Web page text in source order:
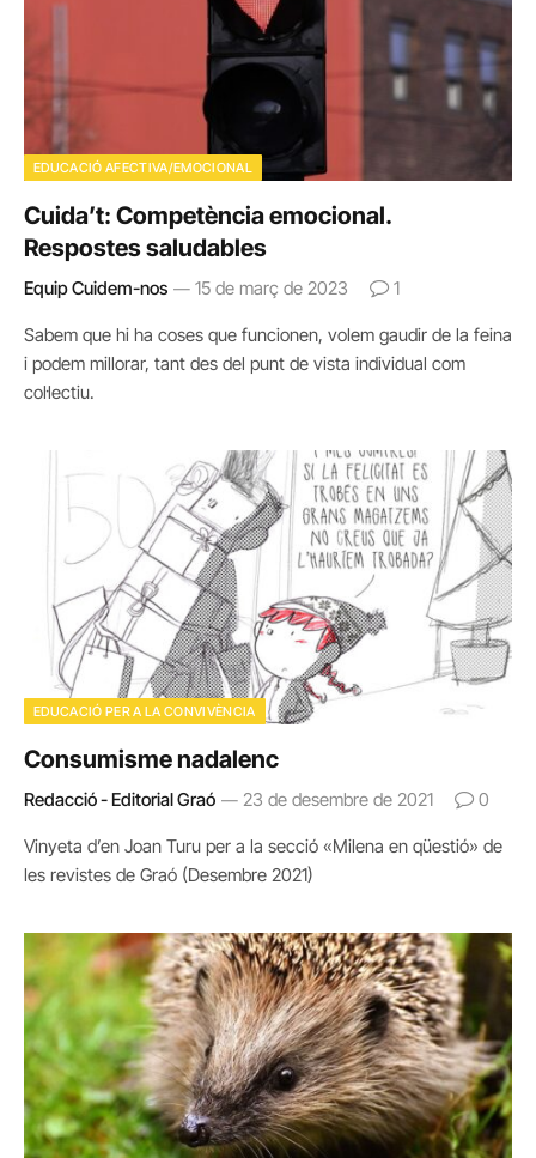
EDUCACIÓ AFECTIVA/EMOCIONAL
Cuida’t: Competència emocional.
Respostes saludables
Equip Cuidem-nos 15 de març de 2023 1
Sabem que hi ha coses que funcionen, volem gaudir de la feina
i podem millorar, tant des del punt de vista individual com
col·lectiu.
EDUCACIÓ PER A LA CONVIVÈNCIA
Consumisme nadalenc
Redacció - Editorial Graó 23 de desembre de 2021 0
Vinyeta d’en Joan Turu per a la secció «Milena en qüestió» de
les revistes de Graó (Desembre 2021)